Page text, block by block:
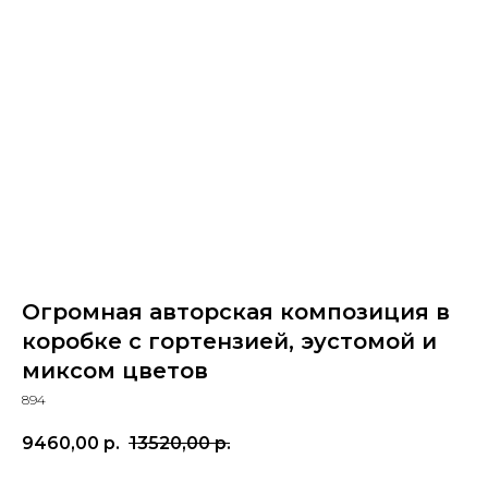
Огромная авторская композиция в
коробке с гортензией, эустомой и
миксом цветов
894
9460,00 р. 13520,00 р.